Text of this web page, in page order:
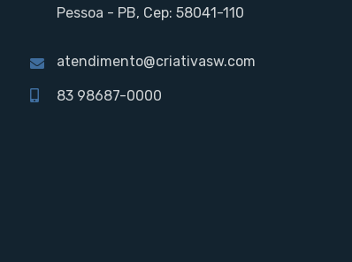
Pessoa - PB, Cep: 58041-110
atendimento@criativasw.com
83 98687-0000